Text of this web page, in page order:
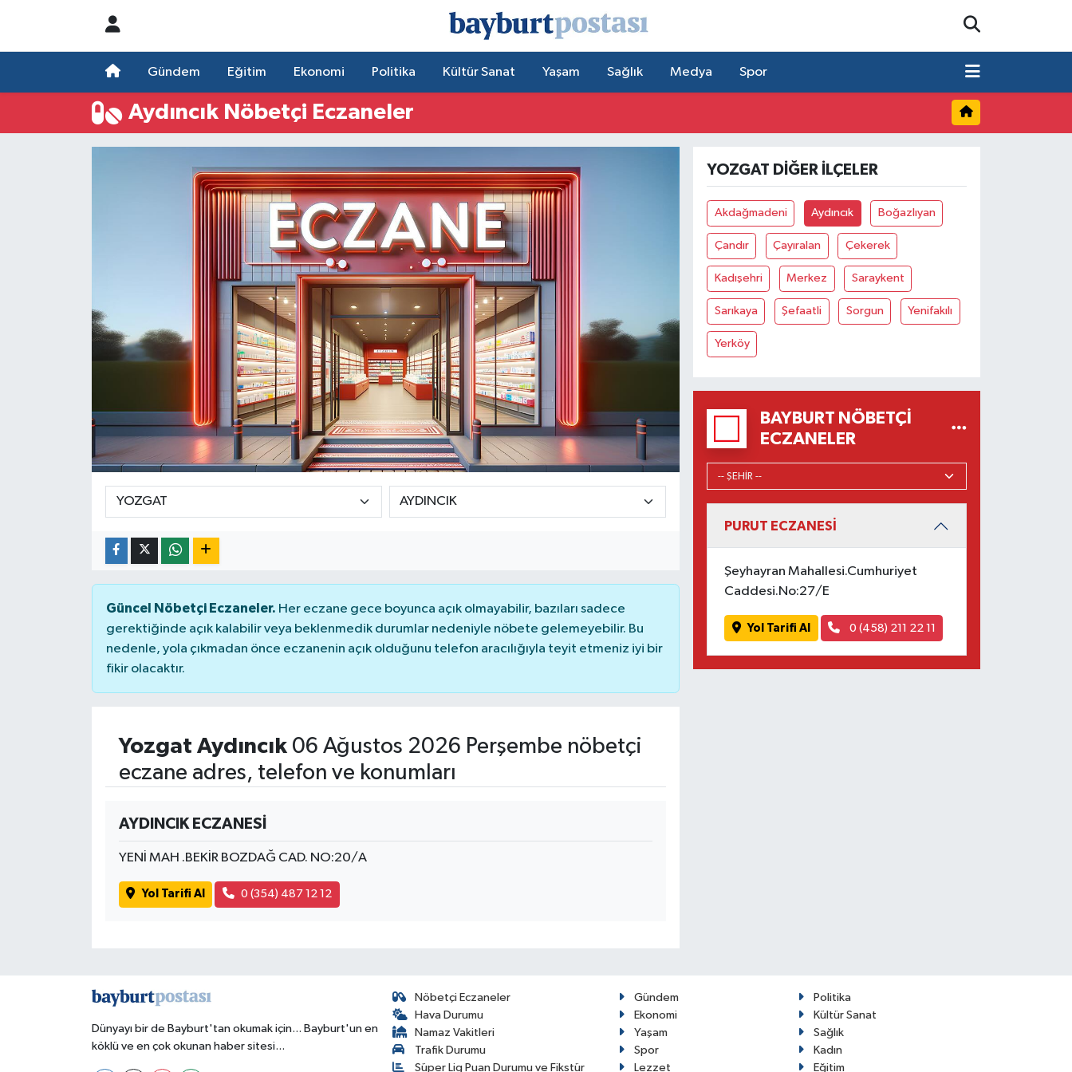
Gündem Eğitim Ekonomi Politika Kültür Sanat Yaşam Sağlık Medya Spor
Aydıncık Nöbetçi Eczaneler
Güncel Nöbetçi Eczaneler. Her eczane gece boyunca açık olmayabilir, bazıları sadece
gerektiğinde açık kalabilir veya beklenmedik durumlar nedeniyle nöbete gelemeyebilir. Bu
nedenle, yola çıkmadan önce eczanenin açık olduğunu telefon aracılığıyla teyit etmeniz iyi bir
fikir olacaktır.
Yozgat Aydıncık06 Ağustos 2026 Perşembe nöbetçi
eczane adres, telefon ve konumları
AYDINCIK ECZANESİ
YENİ MAH .BEKİR BOZDAĞ CAD. NO:20/A
Yol Tarifi Al 0 (354) 487 12 12
YOZGAT DIĞER İLÇELER
Akdağmadeni Aydıncık Boğazlıyan
Çandır Çayıralan Çekerek
Kadışehri Merkez Saraykent
Sarıkaya Şefaatli Sorgun Yenifakılı
Yerköy
BAYBURT NÖBETÇI
ECZANELER
PURUT ECZANESİ
Şeyhayran Mahallesi.Cumhuriyet
Caddesi.No:27/E
Yol Tarifi Al 0 (458) 211 22 11
Dünyayı bir de Bayburt'tan okumak için... Bayburt'un en
köklü ve en çok okunan haber sitesi...
Nöbetçi Eczaneler
Hava Durumu
Namaz Vakitleri
Trafik Durumu
Süper Lig Puan Durumu ve Fikstür
Gündem
Politika
Ekonomi
Kültür Sanat
Yaşam
Sağlık
Spor
Kadın
Lezzet
Eğitim
Hava Durumu
Süper Lig Puan Durumu ve Fikstür
Haber Arşivi